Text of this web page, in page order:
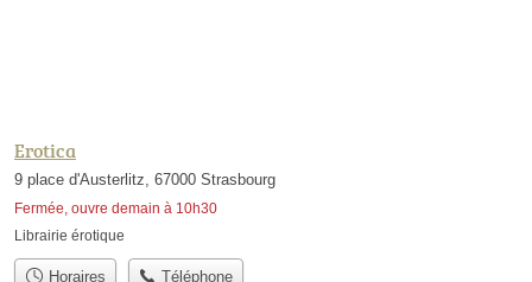
Erotica
9 place d'Austerlitz, 67000 Strasbourg
Fermée, ouvre demain à 10h30
Librairie érotique
Horaires Téléphone